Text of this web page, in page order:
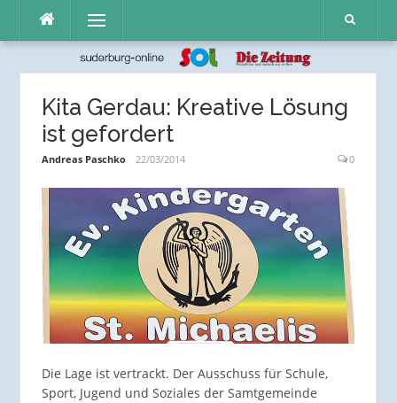
Inhalt
Menü
Kita Gerdau: Kreative Lösung
ist gefordert
Andreas Paschko 22/03/2014 0
Die Lage ist vertrackt. Der Ausschuss für Schule,
Sport, Jugend und Soziales der Samtgemeinde